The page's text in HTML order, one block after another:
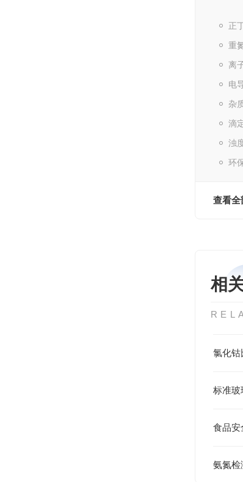
正
重
离
电
杂
滴
浊
环
查看全
相
标准玻